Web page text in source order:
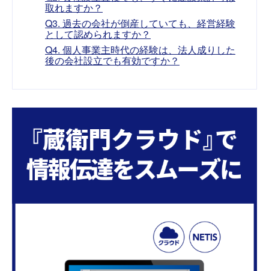
取れますか？
Q3. 過去の会社が倒産していても、経営経験
として認められますか？
Q4. 個人事業主時代の経験は、法人成りした
後の会社設立でも有効ですか？